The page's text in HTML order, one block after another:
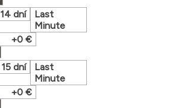
14 dní
Last
Minute
+0 €
15 dní
Last
Minute
+0 €